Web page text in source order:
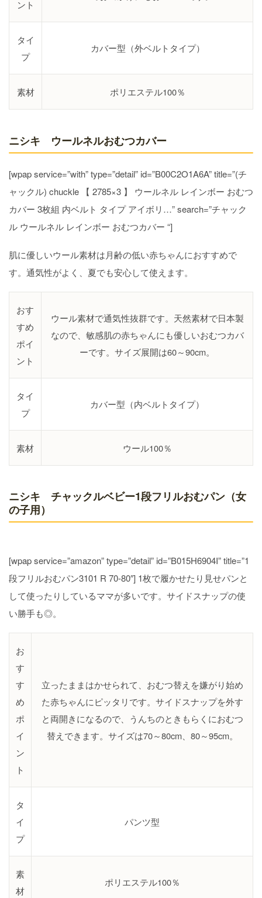
ント
タイ
プ
カバー型（外ベルトタイプ）
素材 ポリエステル100％
ニシキ ウールネルおむつカバー
[wpap service=”with” type=”detail” id=”B00C2O1A6A” title=”(チ
ャックル) chuckle 【 2785×3 】 ウールネル レインボー おむつ
カバー 3枚組 内ベルト タイプ アイボリ…” search=”チャック
ル ウールネル レインボー おむつカバー “]
肌に優しいウール素材は月齢の低い赤ちゃんにおすすめで
す。通気性がよく、夏でも安心して使えます。
おす
すめ
ポイ
ント
ウール素材で通気性抜群です。天然素材で日本製
なので、敏感肌の赤ちゃんにも優しいおむつカバ
ーです。サイズ展開は60～90cm。
タイ
プ
カバー型（内ベルトタイプ）
素材 ウール100％
ニシキ チャックルベビー1段フリルおむパン（女
の子用）
[wpap service=”amazon” type=”detail” id=”B015H6904I” title=”1
段フリルおむパン3101 R 70-80″] 1枚で履かせたり見せパンと
して使ったりしているママが多いです。サイドスナップの使
い勝手も◎。
お
す
す
め
ポ
イ
ン
ト
立ったままはかせられて、おむつ替えを嫌がり始め
た赤ちゃんにピッタリです。サイドスナップを外す
と両開きになるので、うんちのときもらくにおむつ
替えできます。サイズは70～80cm、80～95cm。
タ
イ
プ
パンツ型
素
材
ポリエステル100％